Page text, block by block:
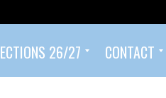
26/27 CONTACT